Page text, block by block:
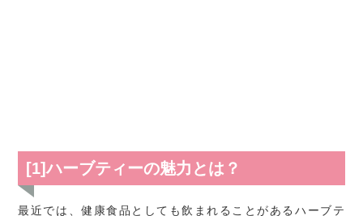
[1]ハーブティーの魅力とは？
最近では、健康食品としても飲まれることがあるハーブテ